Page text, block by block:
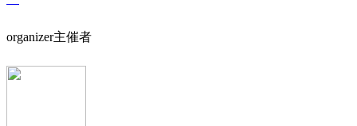
organizer主催者